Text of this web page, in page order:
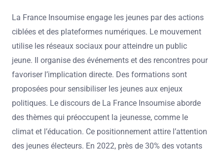
La France Insoumise engage les jeunes par des actions
ciblées et des plateformes numériques. Le mouvement
utilise les réseaux sociaux pour atteindre un public
jeune. Il organise des événements et des rencontres pour
favoriser l’implication directe. Des formations sont
proposées pour sensibiliser les jeunes aux enjeux
politiques. Le discours de La France Insoumise aborde
des thèmes qui préoccupent la jeunesse, comme le
climat et l’éducation. Ce positionnement attire l’attention
des jeunes électeurs. En 2022, près de 30% des votants